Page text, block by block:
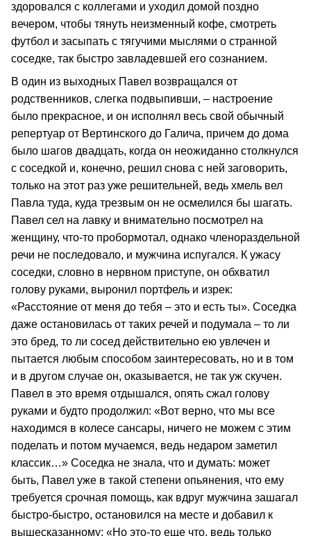
здоровался с коллегами и уходил домой поздно
вечером, чтобы тянуть неизменный кофе, смотреть
футбол и засыпать с тягучими мыслями о странной
соседке, так быстро завладевшей его сознанием.
В один из выходных Павел возвращался от
родственников, слегка подвыпивши, – настроение
было прекрасное, и он исполнял весь свой обычный
репертуар от Вертинского до Галича, причем до дома
было шагов двадцать, когда он неожиданно столкнулся
с соседкой и, конечно, решил снова с ней заговорить,
только на этот раз уже решительней, ведь хмель вел
Павла туда, куда трезвым он не осмелился бы шагать.
Павел сел на лавку и внимательно посмотрел на
женщину, что-то пробормотал, однако членораздельной
речи не последовало, и мужчина испугался. К ужасу
соседки, словно в нервном приступе, он обхватил
голову руками, выронил портфель и изрек:
«Расстояние от меня до тебя – это и есть ты». Соседка
даже остановилась от таких речей и подумала – то ли
это бред, то ли сосед действительно ею увлечен и
пытается любым способом заинтересовать, но и в том
и в другом случае он, оказывается, не так уж скучен.
Павел в это время отдышался, опять сжал голову
руками и будто продолжил: «Вот верно, что мы все
находимся в колесе сансары, ничего не можем с этим
поделать и потом мучаемся, ведь недаром заметил
классик…» Соседка не знала, что и думать: может
быть, Павел уже в такой степени опьянения, что ему
требуется срочная помощь, как вдруг мужчина зашагал
быстро-быстро, остановился на месте и добавил к
вышесказанному: «Но это-то еще что, ведь только